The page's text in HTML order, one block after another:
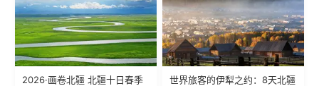
2026·画卷北疆 北疆十日春季
世界旅客的伊犁之约：8天北疆